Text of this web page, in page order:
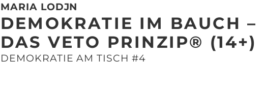
MARIA LODJN
DEMOKRATIE IM BAUCH –
DAS VETO PRINZIP® (14+)
DEMOKRATIE AM TISCH #4